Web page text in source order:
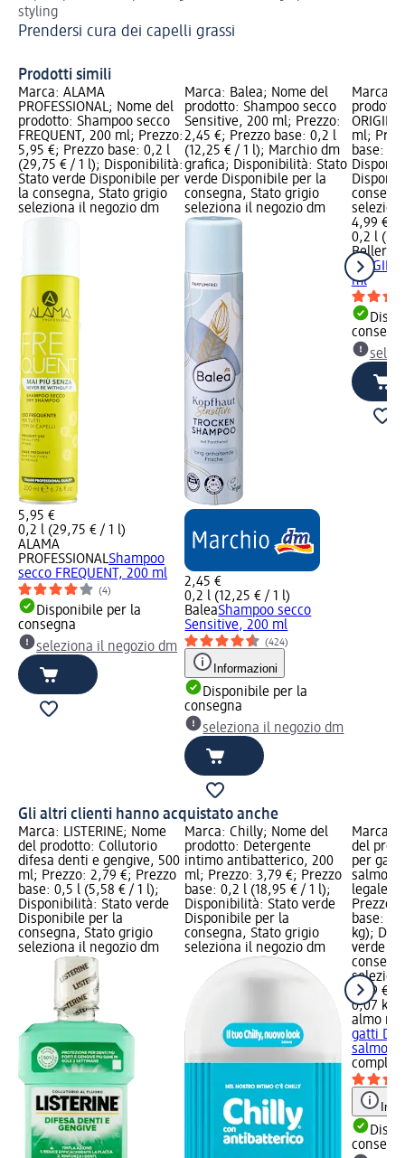
styling
Prendersi cura dei capelli grassi
Prodotti simili
Marca: ALAMA
PROFESSIONAL; Nome del
prodotto: Shampoo secco
FREQUENT, 200 ml; Prezzo:
5,95 €; Prezzo base: 0,2 l
(29,75 € / 1 l); Disponibilità:
Stato verde Disponibile per
la consegna, Stato grigio
seleziona il negozio dm
5,95 €
0,2 l (29,75 € / 1 l)
ALAMA
PROFESSIONALShampoo
secco FREQUENT, 200 ml
(4)
Disponibile per la
consegna
seleziona il negozio dm
Marca: Balea; Nome del
prodotto: Shampoo secco
Sensitive, 200 ml; Prezzo:
2,45 €; Prezzo base: 0,2 l
(12,25 € / 1 l); Marchio dm
grafica; Disponibilità: Stato
verde Disponibile per la
consegna, Stato grigio
seleziona il negozio dm
2,45 €
0,2 l (12,25 € / 1 l)
BaleaShampoo secco
Sensitive, 200 ml
(424)
Informazioni
Disponibile per la
consegna
seleziona il negozio dm
Marca:
ml;
base:
4,99 €
0,2 l
Bellery
ml
Gli altri clienti hanno acquistato anche
Marca: LISTERINE; Nome
del prodotto: Collutorio
difesa denti e gengive, 500
ml; Prezzo: 2,79 €; Prezzo
base: 0,5 l (5,58 € / 1 l);
Disponibilità: Stato verde
Disponibile per la
consegna, Stato grigio
seleziona il negozio dm
Marca: Chilly; Nome del
prodotto: Detergente
intimo antibatterico, 200
ml; Prezzo: 3,79 €; Prezzo
base: 0,2 l (18,95 € / 1 l);
Disponibilità: Stato verde
Disponibile per la
consegna, Stato grigio
seleziona il negozio dm
Marca:
del
per gatti
legale:
Prezzo:
base:
kg);
verde
0,69 €
0,07 kg
almo
gatti